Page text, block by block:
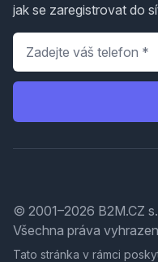
jak se zaregistrovat do
Telefon
© 2001–2026 B2M.CZ
Všechna práva
Tato stránka v rámci